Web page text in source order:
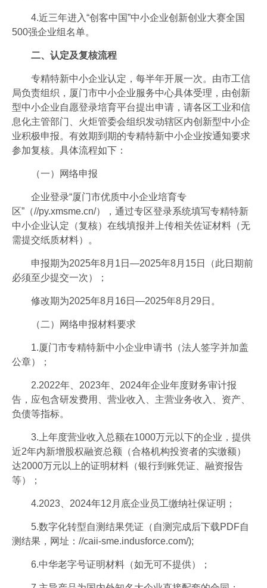
4.近三年进入“创客中国”中小企业创新创业大赛全国
500强企业组名单。
二、认定及复核流程
专精特新中小企业认定，每半年开展一次。由市工信
局负责组织，厦门市中小企业服务中心具体受理，由创新
型中小企业自愿登录培育平台提出申请，请各区工业和信
息化主管部门、火炬管委会组织发动辖区内创新型中小企
业积极申报。有效期到期的专精特新中小企业按通知要求
参加复核。具体流程如下：
（一）网络申报
企业登录“厦门市优质中小企业培育专
区”（//py.xmsme.cn/），通过专区登录系统填写专精特新
中小企业认定（复核）在线填报并上传相关佐证材料（无
需提交纸质材料）。
申报期为2025年8月1日—2025年8月15日（此日期前
必须至少提交一次）；
修改期为2025年8月16日—2025年8月29日。
（二）网络申报材料要求
1.厦门市专精特新中小企业申请书（法人签字并加盖
公章）；
2.2022年、2023年、2024年企业年度财务审计报
告，应包含研发费用、营业收入、主营业务收入、资产、
负债等指标。
3.上年度营业收入总额在1000万元以下的企业，提供
近2年内新增股权融资总额（合格机构投资者的实缴额）
达2000万元以上的证明材料（银行到账凭证、融资报告
等）；
4.2023、2024年12月底企业员工缴纳社保证明；
5.数字化转型自测结果凭证（自测完成后下载PDF自
测结果，网址：//caii-sme.indusforce.com/);
6.中华老字号证明材料（如无可不提供）；